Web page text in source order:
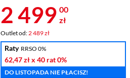
Cena 2 499
2 499 00
zł
Outlet od: 2 489 zł
Raty RRSO 0%
62,47 złx 40 rat0%
DO LISTOPADA NIE PŁACISZ!